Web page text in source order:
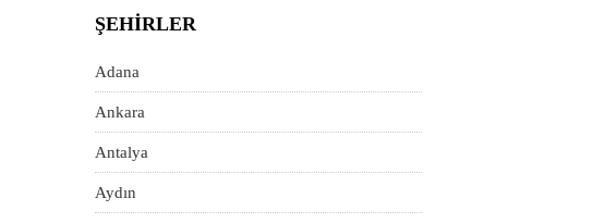
ŞEHIRLER
Adana
Ankara
Antalya
Aydın